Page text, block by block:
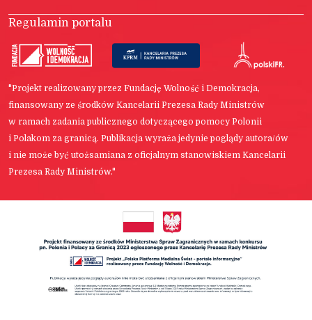
Regulamin portalu
"Projekt realizowany przez Fundację Wolność i Demokracja,
finansowany ze środków Kancelarii Prezesa Rady Ministrów
w ramach zadania publicznego dotyczącego pomocy Polonii
i Polakom za granicą. Publikacja wyraża jedynie poglądy autora/ów
i nie może być utożsamiana z oficjalnym stanowiskiem Kancelarii
Prezesa Rady Ministrów."